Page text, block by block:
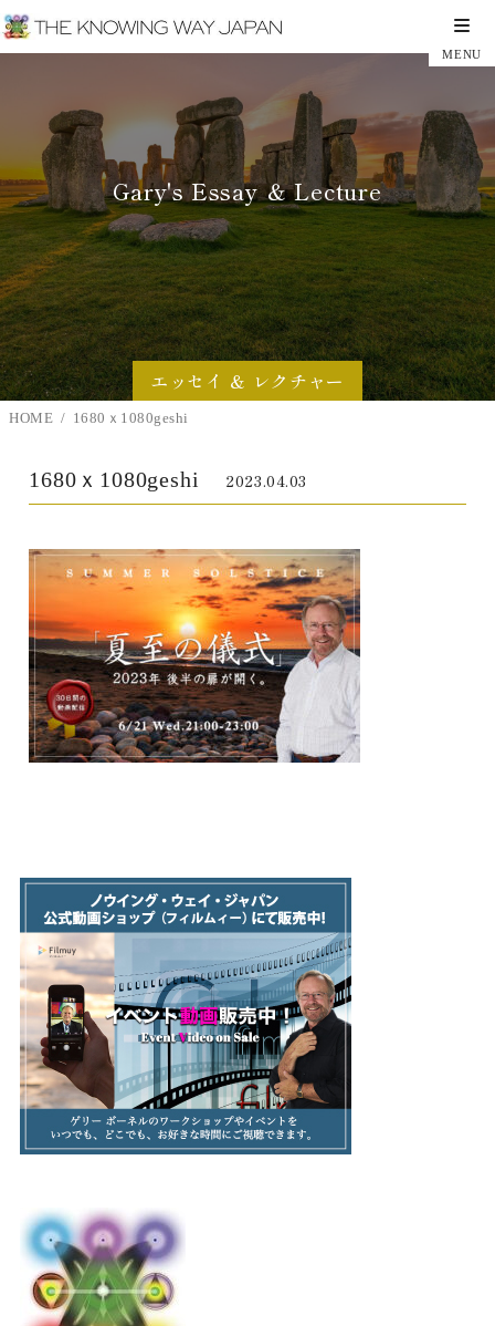
エッセイ ＆ レクチャー
Gary's Essay ＆ Lecture
HOME 1680ｘ1080geshi
1680ｘ1080geshi 2023.04.03